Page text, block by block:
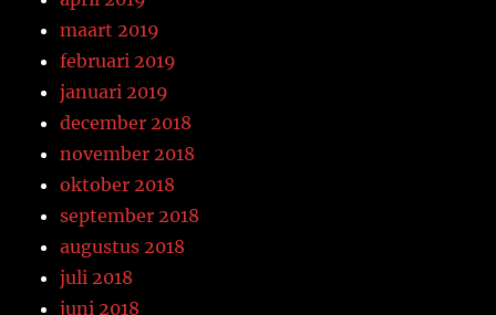
maart 2019
februari 2019
januari 2019
december 2018
november 2018
oktober 2018
september 2018
augustus 2018
juli 2018
juni 2018